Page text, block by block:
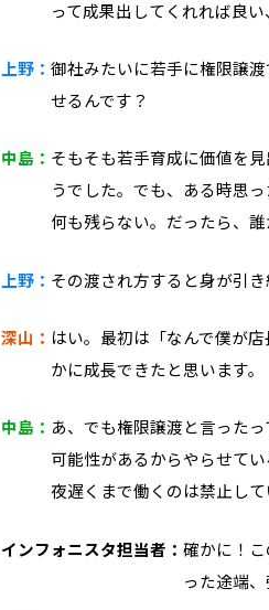
って成果出してくれれば良い
上野： 御社みたいに若手に権限譲
せるんです？
中島： そもそも若手育成に価値を
うでした。でも、ある時思
何も残らない。だったら、誰
上野： その渡され方すると身が引き
深山： はい。最初は「なんで僕が
かに成長できたと思います。
中島： あ、でも権限譲渡と言った
可能性があるからやらせて
夜遅くまで働くのは禁止して
インフォニスタ担当者： 確かに！
った途端